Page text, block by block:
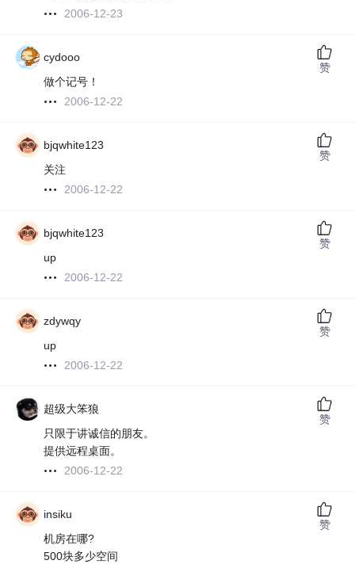
2006-12-23
cydooo
做个记号！
2006-12-22
赞
bjqwhite123
关注
2006-12-22
赞
bjqwhite123
up
2006-12-22
赞
zdywqy
up
2006-12-22
赞
超级大笨狼
只限于讲诚信的朋友。
提供远程桌面。
2006-12-22
赞
insiku
机房在哪?
500块多少空间
赞